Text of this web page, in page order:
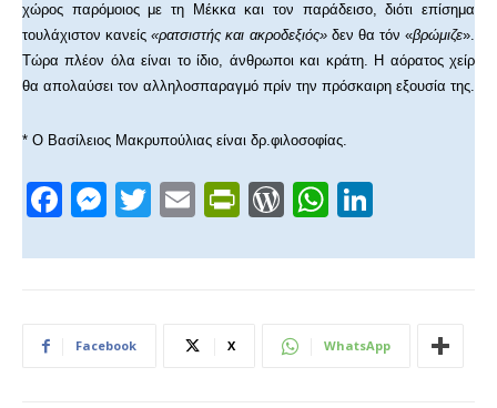
χώρος παρόμοιος με τη Μέκκα και τον παράδεισο, διότι επίσημα
τουλάχιστον κανείς«ρατσιστής και ακροδεξιός»δεν θα τόν «βρώμιζε».
Τώρα πλέον όλα είναι το ίδιο, άνθρωποι και κράτη. Η αόρατος χείρ
θα απολαύσει τον αλληλοσπαραγμό πρίν την πρόσκαιρη εξουσία της.
* Ο Βασίλειος Μακρυπούλιας είναι δρ.φιλοσοφίας.
F
c
b
M
ss
n
T
tt
E
ail
Pr
tF
W
d
e
W
at
A
k
dI
Facebook X WhatsApp